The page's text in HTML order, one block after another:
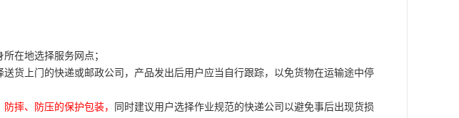
在地选择服务网点；
货上门的快递或邮政公司，产品发出后用户应当自行跟踪，以免货物在运输途中停
摔、防压的保护包装，
同时建议用户选择作业规范的快递公司以避免事后出现货损